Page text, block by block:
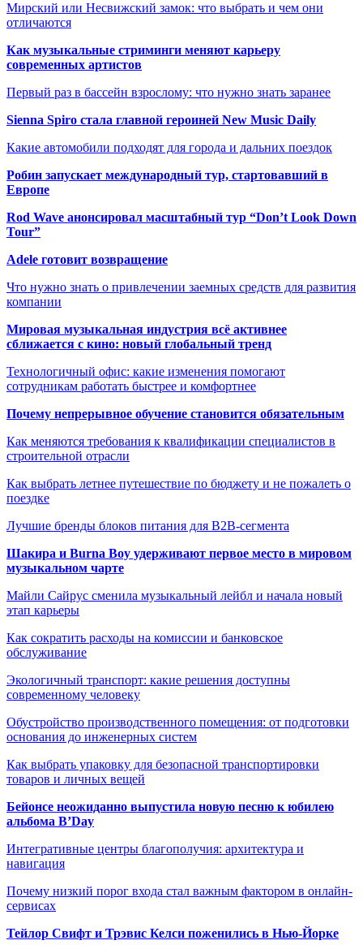
Мирский или Несвижский замок: что выбрать и чем они
отличаются
Как музыкальные стриминги меняют карьеру
современных артистов
Первый раз в бассейн взрослому: что нужно знать заранее
Sienna Spiro стала главной героиней New Music Daily
Какие автомобили подходят для города и дальних поездок
Робин запускает международный тур, стартовавший в
Европе
Rod Wave анонсировал масштабный тур “Don’t Look Down
Tour”
Adele готовит возвращение
Что нужно знать о привлечении заемных средств для развития
компании
Мировая музыкальная индустрия всё активнее
сближается с кино: новый глобальный тренд
Технологичный офис: какие изменения помогают
сотрудникам работать быстрее и комфортнее
Почему непрерывное обучение становится обязательным
Как меняются требования к квалификации специалистов в
строительной отрасли
Как выбрать летнее путешествие по бюджету и не пожалеть о
поездке
Лучшие бренды блоков питания для B2B-сегмента
Шакира и Burna Boy удерживают первое место в мировом
музыкальном чарте
Майли Сайрус сменила музыкальный лейбл и начала новый
этап карьеры
Как сократить расходы на комиссии и банковское
обслуживание
Экологичный транспорт: какие решения доступны
современному человеку
Обустройство производственного помещения: от подготовки
основания до инженерных систем
Как выбрать упаковку для безопасной транспортировки
товаров и личных вещей
Бейонсе неожиданно выпустила новую песню к юбилею
альбома B’Day
Интегративные центры благополучия: архитектура и
навигация
Почему низкий порог входа стал важным фактором в онлайн-
сервисах
Тейлор Свифт и Трэвис Келси поженились в Нью-Йорке